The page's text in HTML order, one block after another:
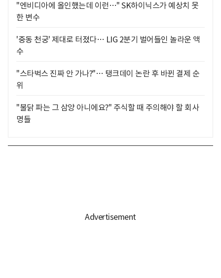
"엔비디아에 올인했는데 이런…" SK하이닉스가 예상치 못
한 변수
'중동 천궁' 제대로 터졌다… LIG 2분기 벌어들인 놀라운 액
수
"스타벅스 진짜 안 가나?"… 탱크데이 논란 후 바뀐 결제 순
위
"불닭 파는 그 삼양 아니에요?" 주식할 때 주의해야 할 회사
명들